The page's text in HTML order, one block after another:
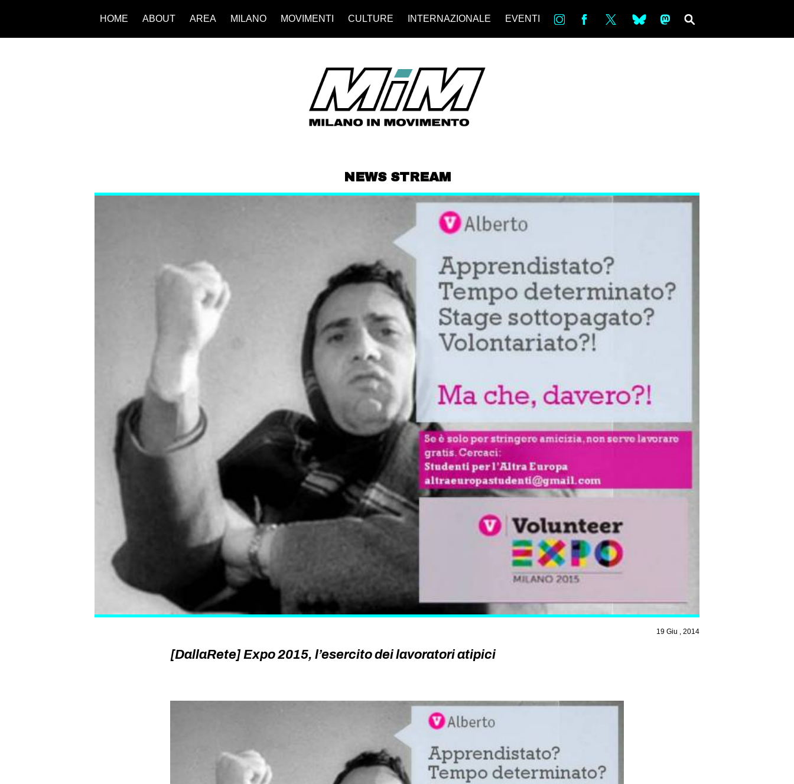
HOME ABOUT AREA MILANO MOVIMENTI CULTURE INTERNAZIONALE EVENTI in bsky ms
NEWS STREAM
19 Giu , 2014
[DallaRete] Expo 2015, l’esercito dei lavoratori atipici